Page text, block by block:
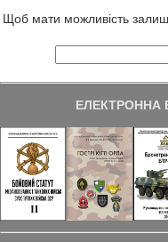
Щоб мати можливість
ЕЛЕКТРОННА